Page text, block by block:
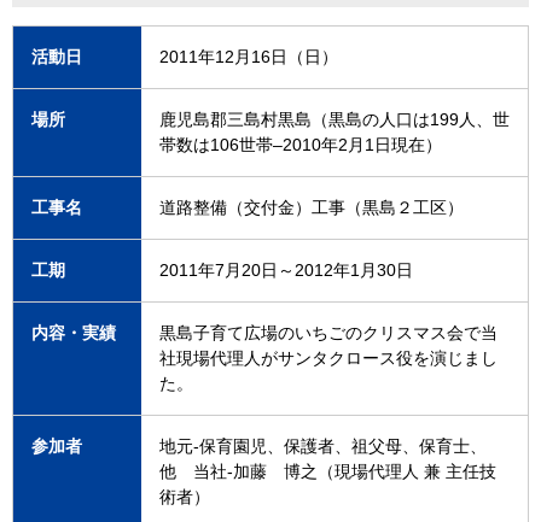
活動日 2011年12月16日（日）
場所
鹿児島郡三島村黒島（黒島の人口は199人、世
帯数は106世帯–2010年2月1日現在）
工事名 道路整備（交付金）工事（黒島２工区）
工期 2011年7月20日～2012年1月30日
内容・実績
黒島子育て広場のいちごのクリスマス会で当
社現場代理人がサンタクロース役を演じまし
た。
参加者
地元-保育園児、保護者、祖父母、保育士、
他 当社-加藤 博之（現場代理人 兼 主任技
術者）